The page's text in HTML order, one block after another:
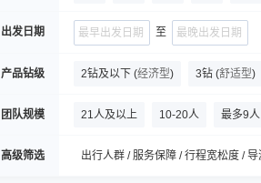
出发日期 至
产品钻级 2钻及以下 (经济型) 3钻 (舒适型)
团队规模 21人及以上 10-20人 最多9人
高级筛选 出行人群 / 服务保障 / 行程宽松度 /